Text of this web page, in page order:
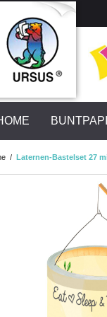
/ Laternen-Bastelset 27